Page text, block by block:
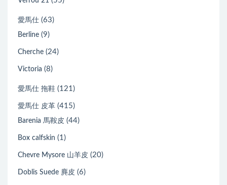
愛馬仕 (63)
Berline (9)
Cherche (24)
Victoria (8)
愛馬仕 拖鞋 (121)
愛馬仕 皮革 (415)
Barenia 馬鞍皮 (44)
Box calfskin (1)
Chevre Mysore 山羊皮 (20)
Doblis Suede 麂皮 (6)